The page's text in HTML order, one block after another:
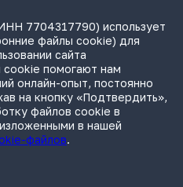
на смартфонах
заочно судят по делу о
взысканию с российской
«Вертикаль» ИНН 7841290773
7704317790) использует
файлы cookie) для
сайта
помогают нам
онлайн-опыт, постоянно
на кнопку «Подтвердить»,
файлов cookie в
в нашей
файлов.